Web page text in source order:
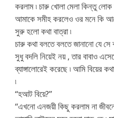
করলাম ৷ চারু খোলা মেলা কিন্তু
আমাকে সমীহ করলেও ওর মনে কি
সুরু হলো কথা বাত্রা ৷
চারু কথা বলতে বলতে জানানো যে সে
সুধু বদলি নিয়েই নয় , তার বাবাও
ব্যাঙ্গালোরেই করেছে ৷ আমি বিয়ের
৷
“হআট বিয়ে?”
“এখনো এনজয়ী কিছু করলাম না